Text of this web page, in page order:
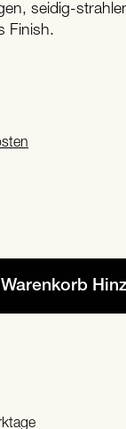
seidig-
Finish.
Warenkorb